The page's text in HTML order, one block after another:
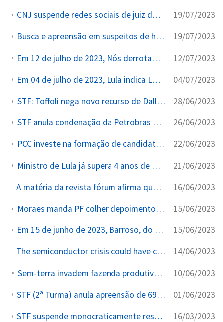
CNJ suspende redes sociais de juiz do TRF-2 acusado de atuar como ‘coach’ de advogados... 19/07/2023
Busca e apreensão em suspeitos de hostilizar Moraes ‘extrapolam’ a lei, dizem constitucionalistas. 19/07/2023
Em 12 de julho de 2023, Nós derrotamos o bolsonarismo, diz Barroso em evento da UNE. 12/07/2023
Em 04 de julho de 2023, Lula indica Lewandowski, ex-ministro do STF, para cargo no Mercosul. 04/07/2023
STF: Toffoli nega novo recurso de Dallagnol e mantém cassação pelo TSE. 28/06/2023
STF anula condenação da Petrobras em ação trabalhista bilionária. 26/06/2023
PCC investe na formação de candidatos de concursos para juízes e promotores. 22/06/2023
Ministro de Lula já supera 4 anos de Bolsonaro em gastos sem licitação. 21/06/2023
A matéria da revista fórum afirma que o Ministro Barroso montou o seu próprio ministério das relações exteriores para conseguir semicondutores em 2021. 16/06/2023
Moraes manda PF colher depoimento de Monark | Rádio BandNews FM. 15/06/2023
Em 15 de junho de 2023, Barroso, do STF, extingue pena do ex-deputado Pedro Corrêa condenado no Mensalão. 15/06/2023
The semiconductor crisis could have cost Brazil its democracy. The Brazilian Report tells the story of how former diplomats from Brazil and the U.S. championed an effort to unclog semiconductor supplies to electronic voting machines — without which the 2022 election would have been in jeopardy 14/06/2023
Sem-terra invadem fazenda produtiva com apoio do PT. 10/06/2023
STF (2ª Turma) anula apreensão de 695kg de cocaína no Porto de Itaguaí por vício de fundada suspeita 01/06/2023
STF suspende monocraticamente restrições da Lei das Estatais a indicações político-partidárias (ADI 7331) 16/03/2023